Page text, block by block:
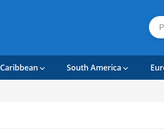
Caribbean South America